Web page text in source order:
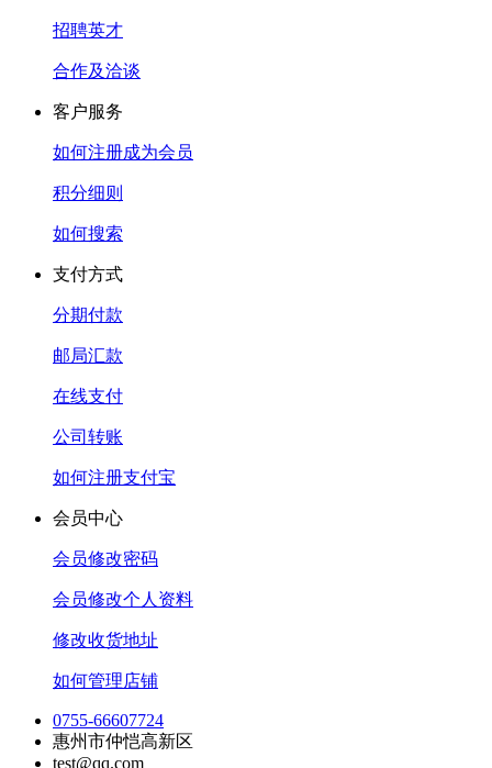
招聘英才
合作及洽谈
客户服务
如何注册成为会员
积分细则
如何搜索
支付方式
分期付款
邮局汇款
在线支付
公司转账
如何注册支付宝
会员中心
会员修改密码
会员修改个人资料
修改收货地址
如何管理店铺
0755-66607724
惠州市仲恺高新区
test@qq.com